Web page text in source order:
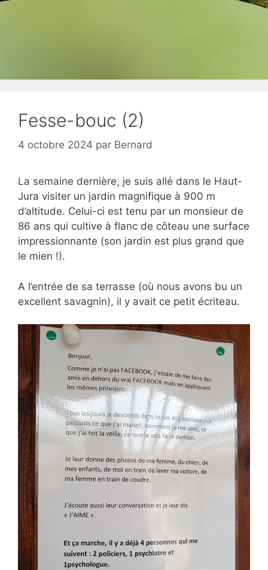
Fesse-bouc (2)
4 octobre 2024 par Bernard
La semaine dernière, je suis allé dans le Haut-
Jura visiter un jardin magnifique à 900 m
d’altitude. Celui-ci est tenu par un monsieur de
86 ans qui cultive à flanc de côteau une surface
impressionnante (son jardin est plus grand que
le mien !).
A l’entrée de sa terrasse (où nous avons bu un
excellent savagnin), il y avait ce petit écriteau.